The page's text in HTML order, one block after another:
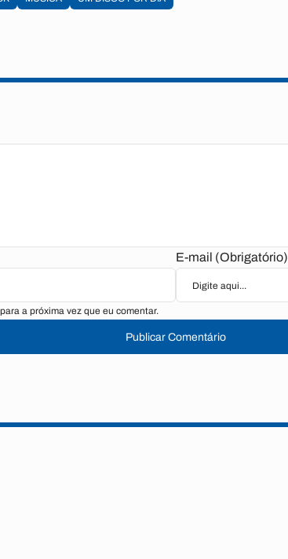
E-mail (Obrigatório)
a próxima vez que eu comentar.
Publicar Comentário